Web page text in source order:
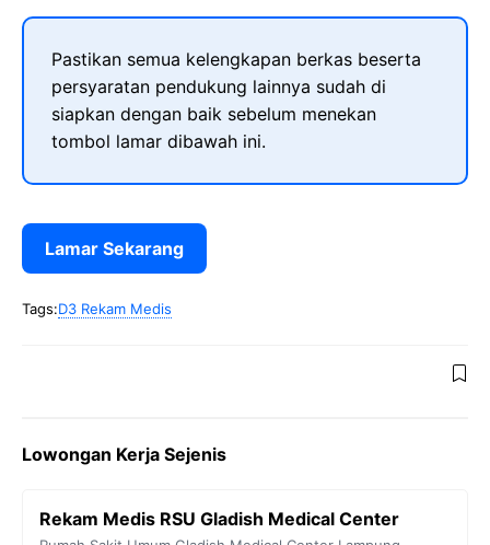
Pastikan semua kelengkapan berkas beserta
persyaratan pendukung lainnya sudah di
siapkan dengan baik sebelum menekan
tombol lamar dibawah ini.
Lamar Sekarang
Tags:D3 Rekam Medis
Lowongan Kerja Sejenis
Rekam Medis RSU Gladish Medical Center